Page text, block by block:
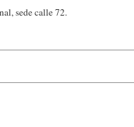
sede calle 72.